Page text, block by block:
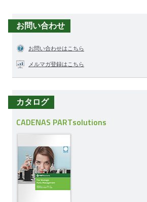
お問い合わせ
お問い合わせはこちら
メルマガ登録はこちら
カタログ
CADENAS PARTsolutions